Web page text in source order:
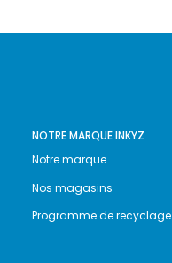
NOTRE MARQUE INKYZ
Notre marque
Nos magasins
Programme de recyclage